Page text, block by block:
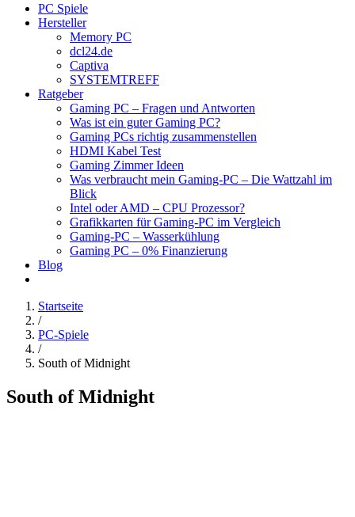
PC Spiele
Hersteller
Memory PC
dcl24.de
Captiva
SYSTEMTREFF
Ratgeber
Gaming PC – Fragen und Antworten
Was ist ein guter Gaming PC?
Gaming PCs richtig zusammenstellen
HDMI Kabel Test
Gaming Zimmer Ideen
Was verbraucht mein Gaming-PC – Die Wattzahl im
Blick
Intel oder AMD – CPU Prozessor?
Grafikkarten für Gaming-PC im Vergleich
Gaming-PC – Wasserkühlung
Gaming PC – 0% Finanzierung
Blog
Startseite
/
PC-Spiele
/
South of Midnight
South of Midnight